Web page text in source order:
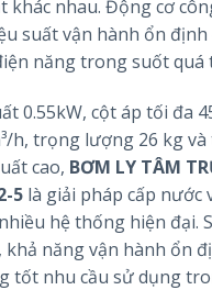
khác nhau. Động cơ
suất vận hành ổn
năng trong suốt quá
0.55kW, cột áp tối đa
h, trọng lượng 26 kg
cao, BƠM LY TÂM
5 là giải pháp cấp nước
hệ thống hiện đại.
khả năng vận hành ổn
tốt nhu cầu sử dụng